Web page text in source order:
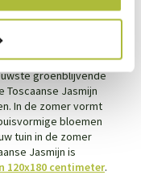
groenblijvende
Toscaanse Jasmijn
In de zomer vormt
bloemen
tuin in de zomer
Jasmijn is
120x180 centimeter.